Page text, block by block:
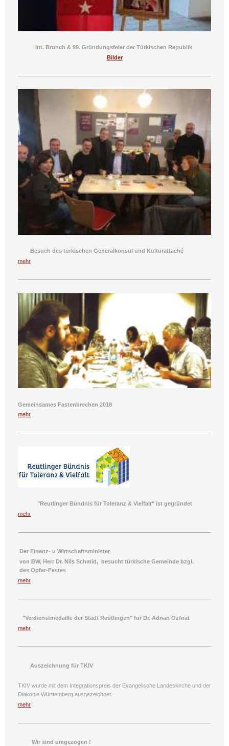
Int. Brunch & 99. Gründungsfeier der Türkischen Republik
Bilder
Besuch des türkischen Generalkonsul und Kulturattaché
mehr
Gemeinsames Fastenbrechen 2018
mehr
"Reutlinger Bündnis für Toleranz & Vielfalt" ist gegründet
mehr
Der Finanz- u Wirtschaftsminister
von BW, Herr Dr. Nils Schmid, besucht türkische Gemeinde bzgl.
des Opfer-Festes
mehr
"Verdienstmedaille der Stadt Reutlingen" für Dr. Adnan Özfirat
mehr
Auszeichnung für TKIV
TKIV wurde mit dem Integrationspreis der Evangelische Landeskirche und der
Diakonie Württemberg ausgezeichnet.
mehr
Wir sind umgezogen !